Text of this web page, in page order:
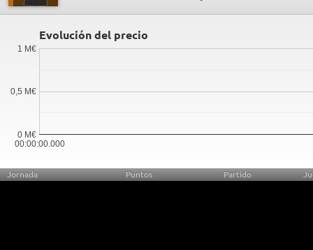
Evolución del precio
00:00:00.000
0 M€
0,5 M€
1 M€
Jornada Puntos Partido